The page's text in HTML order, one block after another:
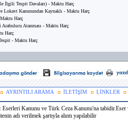
İlgili Tespit Davaları) - Maktu Harç
Lokavt Kanunundan Kaynaklı - Maktu Harç
Harç
Arabulucu Atanması - Maktu Harç
Harç
- Maktu Harç
AYRINTILI ARAMA İLETİŞİM LİNKLER
Kanunu ve Türk Ceza Kanunu'na tabidir.Eser
adı verilmek şartıyla alıntı yapılabilir